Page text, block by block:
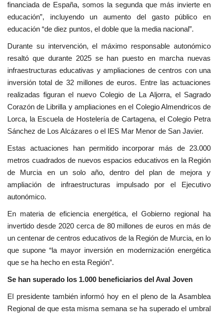
financiada de España, somos la segunda que más invierte en
educación”, incluyendo un aumento del gasto público en
educación “de diez puntos, el doble que la media nacional”.
Durante su intervención, el máximo responsable autonómico
resaltó que durante 2025 se han puesto en marcha nuevas
infraestructuras educativas y ampliaciones de centros con una
inversión total de 32 millones de euros. Entre las actuaciones
realizadas figuran el nuevo Colegio de La Aljorra, el Sagrado
Corazón de Librilla y ampliaciones en el Colegio Almendricos de
Lorca, la Escuela de Hostelería de Cartagena, el Colegio Petra
Sánchez de Los Alcázares o el IES Mar Menor de San Javier.
Estas actuaciones han permitido incorporar más de 23.000
metros cuadrados de nuevos espacios educativos en la Región
de Murcia en un solo año, dentro del plan de mejora y
ampliación de infraestructuras impulsado por el Ejecutivo
autonómico.
En materia de eficiencia energética, el Gobierno regional ha
invertido desde 2020 cerca de 80 millones de euros en más de
un centenar de centros educativos de la Región de Murcia, en lo
que supone “la mayor inversión en modernización energética
que se ha hecho en esta Región”.
Se han superado los 1.000 beneficiarios del Aval Joven
El presidente también informó hoy en el pleno de la Asamblea
Regional de que esta misma semana se ha superado el umbral